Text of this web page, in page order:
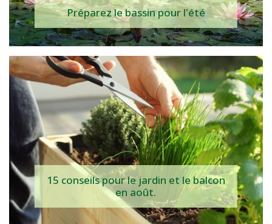
Préparez le bassin pour l'été
15 conseils pour le jardin et le balcon
en août.